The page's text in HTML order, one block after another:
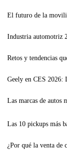
El futuro de la
Industria automotriz
Retos y tendencias
Geely en CES
Las marcas de autos
Las 10 pickups más
¿Por qué la venta de